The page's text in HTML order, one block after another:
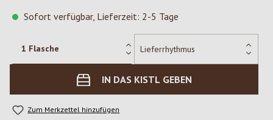
Sofort verfügbar, Lieferzeit: 2-5 Tage
IN DAS KISTL GEBEN
Zum Merkzettel hinzufügen